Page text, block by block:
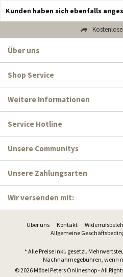
Kunden haben sich ebenfalls
Über uns
Shop Service
Weitere Informationen
Service Hotline
Unsere Communitys
Unsere Zahlungsarten
Wir versenden mit:
Über uns Kontakt
Allgemeine
* Alle Preise inkl. gesetzl.
Nachnahmegebühren, wenn
© 2026 Möbel Peters Onlineshop - All